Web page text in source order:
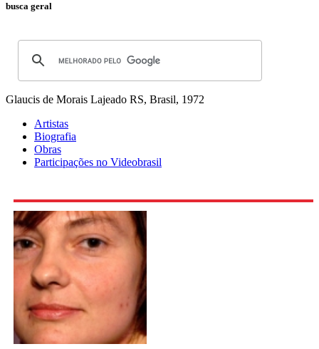
busca geral
Glaucis de Morais Lajeado RS, Brasil, 1972
Artistas
Biografia
Obras
Participações no Videobrasil